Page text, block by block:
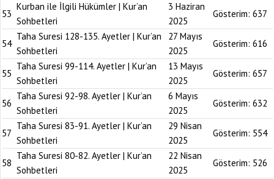
53
Kurban ile İlgili Hükümler | Kur’an
Sohbetleri
3 Haziran
2025
Gösterim: 637
54
Taha Suresi 128-135. Ayetler | Kur’an
Sohbetleri
27 Mayıs
2025
Gösterim: 616
55
Taha Suresi 99-114. Ayetler | Kur’an
Sohbetleri
13 Mayıs
2025
Gösterim: 657
56
Taha Suresi 92-98. Ayetler | Kur’an
Sohbetleri
6 Mayıs
2025
Gösterim: 632
57
Taha Suresi 83-91. Ayetler | Kur’an
Sohbetleri
29 Nisan
2025
Gösterim: 554
58
Taha Suresi 80-82. Ayetler | Kur’an
Sohbetleri
22 Nisan
2025
Gösterim: 526